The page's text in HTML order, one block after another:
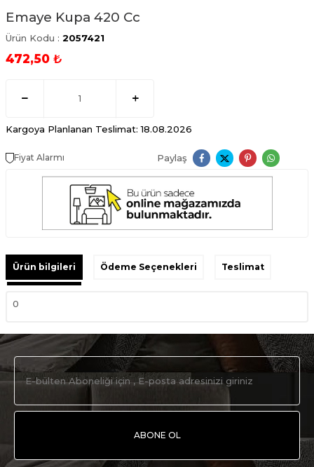
Emaye Kupa 420 Cc
Ürün Kodu : 2057421
472,50 ₺
Kargoya Planlanan Teslimat: 18.08.2026
Fiyat Alarmı Paylaş
Ürün bilgileri Ödeme Seçenekleri Teslimat
0
ABONE OL